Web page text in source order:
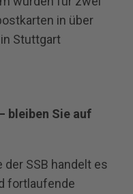
in über
Stuttgart
bleiben Sie auf
SSB handelt es
fortlaufende